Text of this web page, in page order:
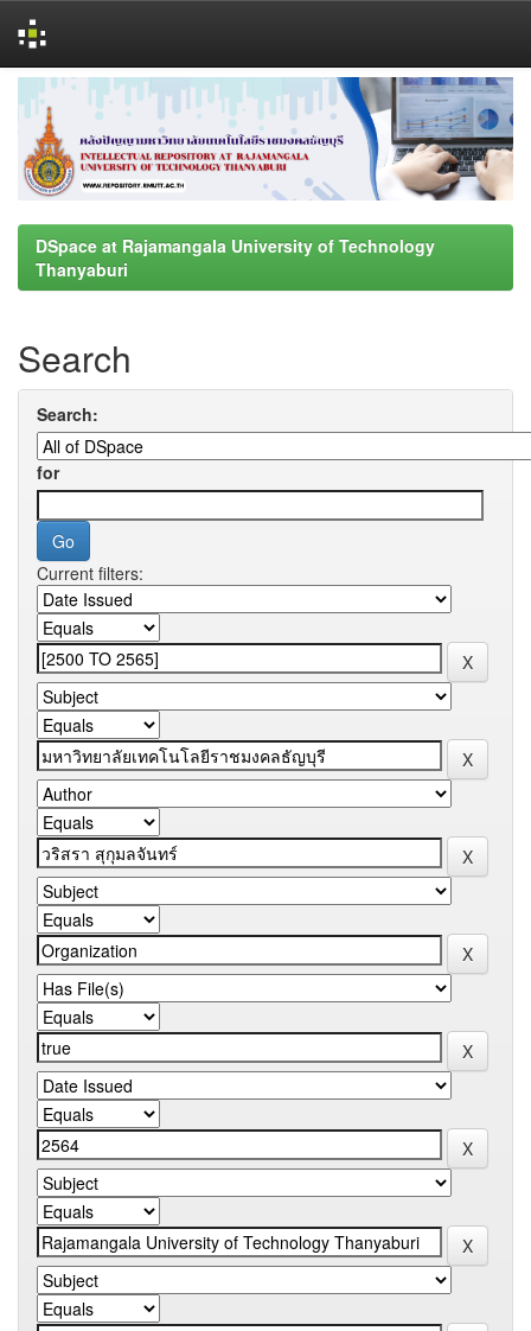
navigation
DSpace at Rajamangala University of Technology
Thanyaburi
Search
Search:
for
Current filters: